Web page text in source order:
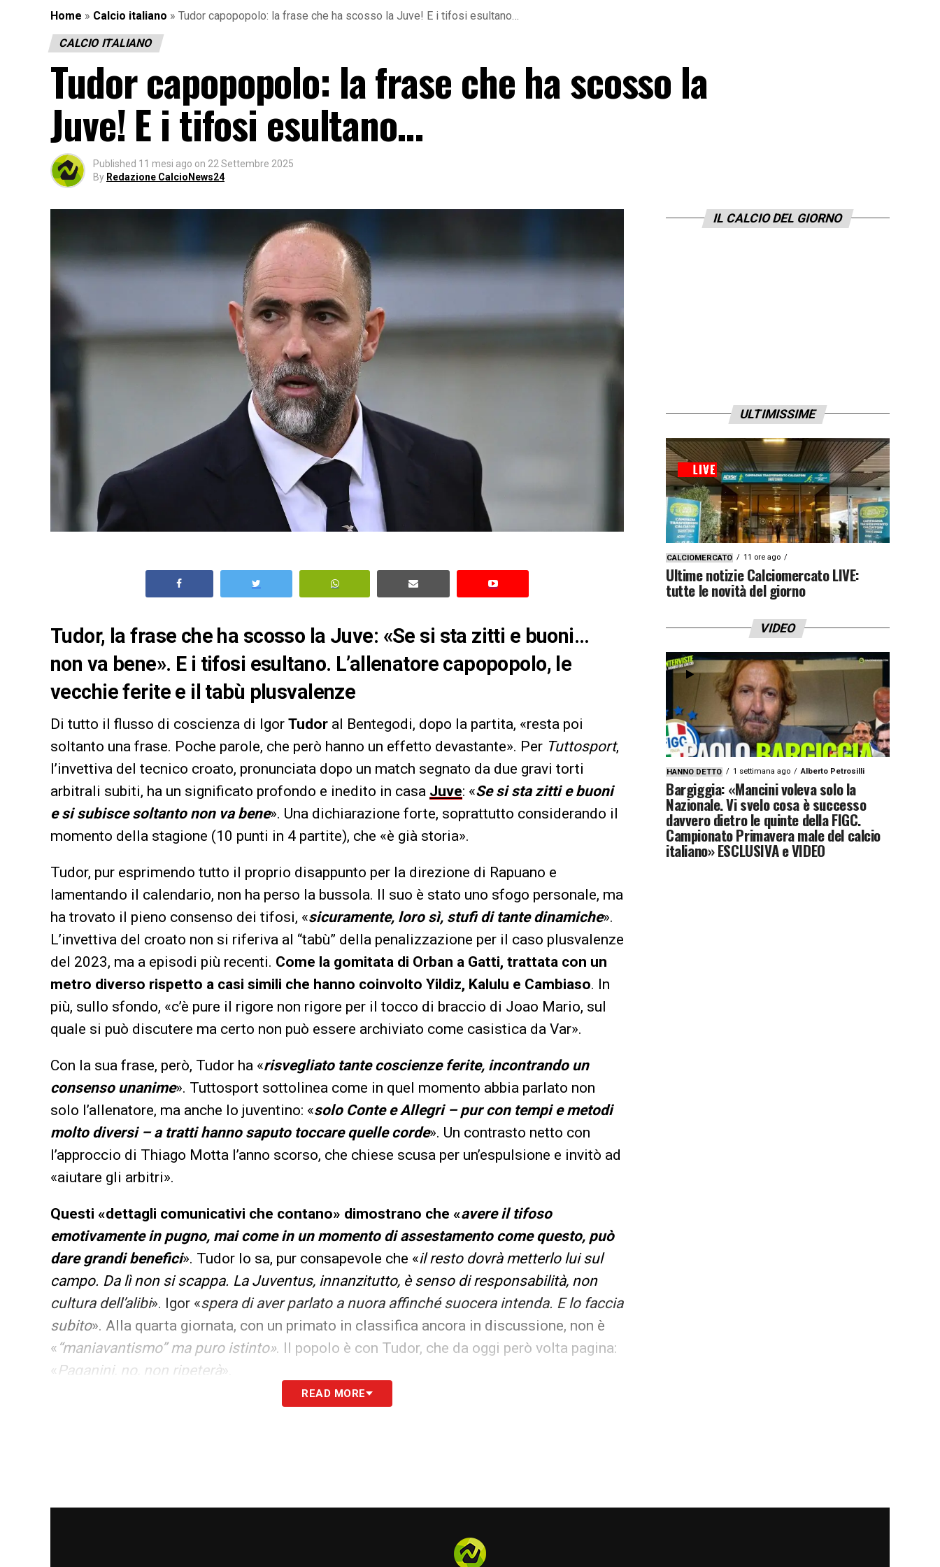
Home » Calcio italiano » Tudor capopopolo: la frase che ha scosso la Juve! E i tifosi esultano…
CALCIO ITALIANO
Tudor capopopolo: la frase che ha scosso la
Juve! E i tifosi esultano…
Published 11 mesi ago on 22 Settembre 2025
By Redazione CalcioNews24
Tudor, la frase che ha scosso la Juve: «Se si sta zitti e buoni…
non va bene». E i tifosi esultano. L’allenatore capopopolo, le
vecchie ferite e il tabù plusvalenze
Di tutto il flusso di coscienza di Igor Tudor al Bentegodi, dopo la partita, «resta poi
soltanto una frase. Poche parole, che però hanno un effetto devastante». Per Tuttosport,
l’invettiva del tecnico croato, pronunciata dopo un match segnato da due gravi torti
arbitrali subiti, ha un significato profondo e inedito in casa Juve: «Se si sta zitti e buoni
e si subisce soltanto non va bene». Una dichiarazione forte, soprattutto considerando il
momento della stagione (10 punti in 4 partite), che «è già storia».
Tudor, pur esprimendo tutto il proprio disappunto per la direzione di Rapuano e
lamentando il calendario, non ha perso la bussola. Il suo è stato uno sfogo personale, ma
ha trovato il pieno consenso dei tifosi, «sicuramente, loro sì, stufi di tante dinamiche».
L’invettiva del croato non si riferiva al “tabù” della penalizzazione per il caso plusvalenze
del 2023, ma a episodi più recenti. Come la gomitata di Orban a Gatti, trattata con un
metro diverso rispetto a casi simili che hanno coinvolto Yildiz, Kalulu e Cambiaso. In
più, sullo sfondo, «c’è pure il rigore non rigore per il tocco di braccio di Joao Mario, sul
quale si può discutere ma certo non può essere archiviato come casistica da Var».
Con la sua frase, però, Tudor ha «risvegliato tante coscienze ferite, incontrando un
consenso unanime». Tuttosport sottolinea come in quel momento abbia parlato non
solo l’allenatore, ma anche lo juventino: «solo Conte e Allegri – pur con tempi e metodi
molto diversi – a tratti hanno saputo toccare quelle corde». Un contrasto netto con
l’approccio di Thiago Motta l’anno scorso, che chiese scusa per un’espulsione e invitò ad
«aiutare gli arbitri».
Questi «dettagli comunicativi che contano» dimostrano che «avere il tifoso
emotivamente in pugno, mai come in un momento di assestamento come questo, può
dare grandi benefici». Tudor lo sa, pur consapevole che «il resto dovrà metterlo lui sul
campo. Da lì non si scappa. La Juventus, innanzitutto, è senso di responsabilità, non
cultura dell’alibi». Igor «spera di aver parlato a nuora affinché suocera intenda. E lo faccia
subito». Alla quarta giornata, con un primato in classifica ancora in discussione, non è
« “maniavantismo” ma puro istinto». Il popolo è con Tudor, che da oggi però volta pagina:
« Paganini, no, non ripeterà».
READ MORE
IL CALCIO DEL GIORNO
ULTIMISSIME
CALCIOMERCATO 11 ore ago
Ultime notizie Calciomercato LIVE:
tutte le novità del giorno
VIDEO
HANNO DETTO 1 settimana ago Alberto Petrosilli
Bargiggia: «Mancini voleva solo la
Nazionale. Vi svelo cosa è successo
davvero dietro le quinte della FIGC.
Campionato Primavera male del calcio
italiano» ESCLUSIVA e VIDEO